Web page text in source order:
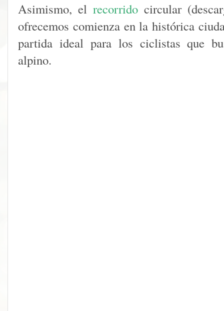
Asimismo, el recorrido circular
ofrecemos comienza en la histórica
partida ideal para los ciclistas que
alpino.